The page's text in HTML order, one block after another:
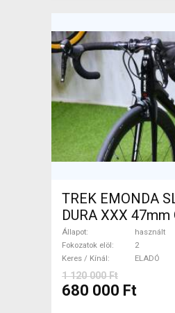
TREK EMONDA
DURA XXX
használt ELADÓ
Állapot
használt
Fokozatok elöl
2
Keres / Kínál
ELADÓ
1 120 000 Ft
680 000 Ft